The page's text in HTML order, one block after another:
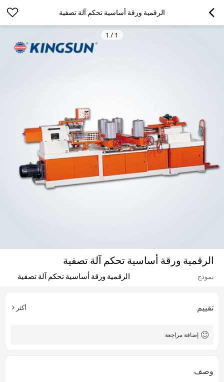
الرقمية ورقة أساسية تحكم آلة تصفية
1
/
1
الرقمية ورقة أساسية تحكم آلة تصفية
نموذج الرقمية ورقة أساسية تحكم آلة تصفية
تقييم أكثر
إضافة مراجعة
وصف